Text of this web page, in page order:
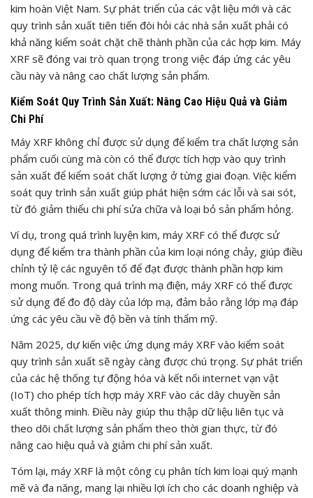
kim hoàn Việt Nam. Sự phát triển của các vật liệu mới và các
quy trình sản xuất tiên tiến đòi hỏi các nhà sản xuất phải có
khả năng kiểm soát chặt chẽ thành phần của các hợp kim. Máy
XRF sẽ đóng vai trò quan trọng trong việc đáp ứng các yêu
cầu này và nâng cao chất lượng sản phẩm.
Kiểm Soát Quy Trình Sản Xuất: Nâng Cao Hiệu Quả và Giảm
Chi Phí
Máy XRF không chỉ được sử dụng để kiểm tra chất lượng sản
phẩm cuối cùng mà còn có thể được tích hợp vào quy trình
sản xuất để kiểm soát chất lượng ở từng giai đoạn. Việc kiểm
soát quy trình sản xuất giúp phát hiện sớm các lỗi và sai sót,
từ đó giảm thiểu chi phí sửa chữa và loại bỏ sản phẩm hỏng.
Ví dụ, trong quá trình luyện kim, máy XRF có thể được sử
dụng để kiểm tra thành phần của kim loại nóng chảy, giúp điều
chỉnh tỷ lệ các nguyên tố để đạt được thành phần hợp kim
mong muốn. Trong quá trình mạ điện, máy XRF có thể được
sử dụng để đo độ dày của lớp mạ, đảm bảo rằng lớp mạ đáp
ứng các yêu cầu về độ bền và tính thẩm mỹ.
Năm 2025, dự kiến việc ứng dụng máy XRF vào kiểm soát
quy trình sản xuất sẽ ngày càng được chú trọng. Sự phát triển
của các hệ thống tự động hóa và kết nối internet vạn vật
(IoT) cho phép tích hợp máy XRF vào các dây chuyền sản
xuất thông minh. Điều này giúp thu thập dữ liệu liên tục và
theo dõi chất lượng sản phẩm theo thời gian thực, từ đó
nâng cao hiệu quả và giảm chi phí sản xuất.
Tóm lại, máy XRF là một công cụ phân tích kim loại quý mạnh
mẽ và đa năng, mang lại nhiều lợi ích cho các doanh nghiệp và